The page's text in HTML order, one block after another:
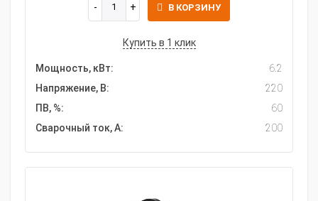
В КОРЗИНУ
Купить в 1 клик
Мощность, кВт:
6.2
Напряжение, В:
220
ПВ, %:
60
Сварочный ток, А:
200